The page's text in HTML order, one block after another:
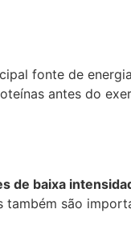
fonte de
antes do
de baixa
são